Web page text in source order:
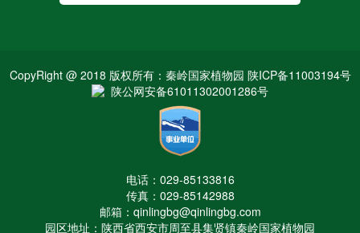
CopyRight @ 2018 版权所有：秦岭国家植物园 陕ICP备11003194号
陕公网安备61011302001286号
电话：029-85133816
传真：029-85142988
邮箱：qinlingbg@qinlingbg.com
园区地址：陕西省西安市周至县集贤镇秦岭国家植物园